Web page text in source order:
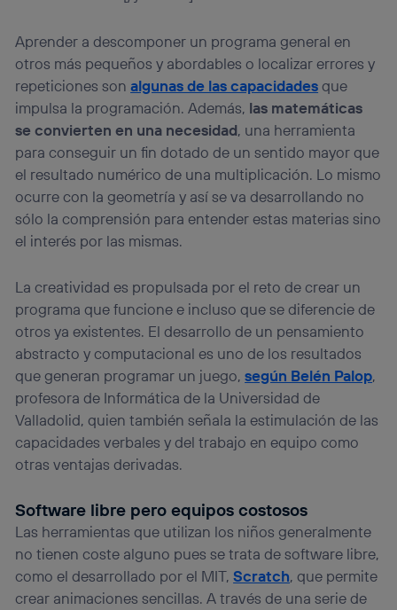
Aprender a descomponer un programa general en
otros más pequeños y abordables o localizar errores y
repeticiones sonalgunas de las capacidadesque
impulsa la programación. Además, las matemáticas
se convierten en una necesidad, una herramienta
para conseguir un fin dotado de un sentido mayor que
el resultado numérico de una multiplicación. Lo mismo
ocurre con la geometría y así se va desarrollando no
sólo la comprensión para entender estas materias sino
el interés por las mismas.
La creatividad es propulsada por el reto de crear un
programa que funcione e incluso que se diferencie de
otros ya existentes. El desarrollo de un pensamiento
abstracto y computacional es uno de los resultados
que generan programar un juego,según Belén Palop,
profesora de Informática de la Universidad de
Valladolid, quien también señala la estimulación de las
capacidades verbales y del trabajo en equipo como
otras ventajas derivadas.
Software libre pero equipos costosos
Las herramientas que utilizan los niños generalmente
no tienen coste alguno pues se trata de software libre,
como el desarrollado por el MIT,Scratch, que permite
crear animaciones sencillas. A través de una serie de